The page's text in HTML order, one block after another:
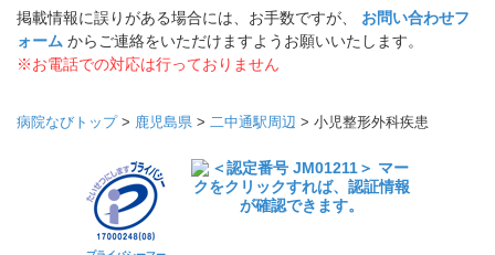
掲載情報に誤りがある場合には、お手数ですが、 お問い合わせフ
ォーム からご連絡をいただけますようお願いいたします。
※お電話での対応は行っておりません
病院なびトップ> 鹿児島県 > 二中通駅周辺 > 小児整形外科疾患